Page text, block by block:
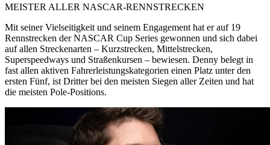
MEISTER ALLER NASCAR-RENNSTRECKEN
Mit seiner Vielseitigkeit und seinem Engagement hat er auf 19
Rennstrecken der NASCAR Cup Series gewonnen und sich dabei
auf allen Streckenarten – Kurzstrecken, Mittelstrecken,
Superspeedways und Straßenkursen – bewiesen. Denny belegt in
fast allen aktiven Fahrerleistungskategorien einen Platz unter den
ersten Fünf, ist Dritter bei den meisten Siegen aller Zeiten und hat
die meisten Pole-Positions.